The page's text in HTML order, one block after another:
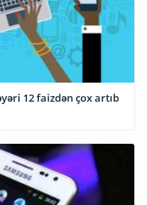
12 faizdən çox artıb